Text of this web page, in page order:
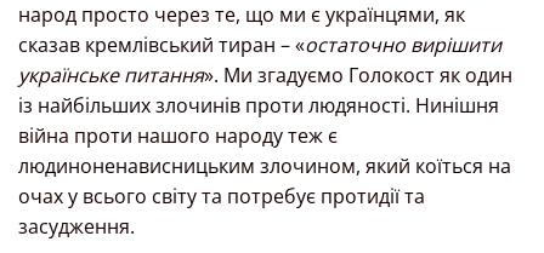
народ просто через те, що ми є українцями, як
сказав кремлівський тиран – «остаточно вирішити
українське питання». Ми згадуємо Голокост як один
із найбільших злочинів проти людяності. Нинішня
війна проти нашого народу теж є
людиноненависницьким злочином, який коїться на
очах у всього світу та потребує протидії та
засудження.